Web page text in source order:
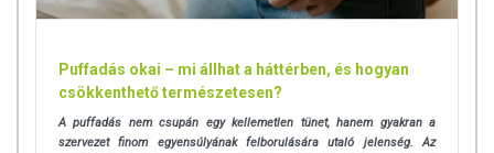
Puffadás okai – mi állhat a háttérben, és hogyan
csökkenthető természetesen?
A puffadás nem csupán egy kellemetlen tünet, hanem gyakran a
szervezet finom egyensúlyának felborulására utaló jelenség. Az